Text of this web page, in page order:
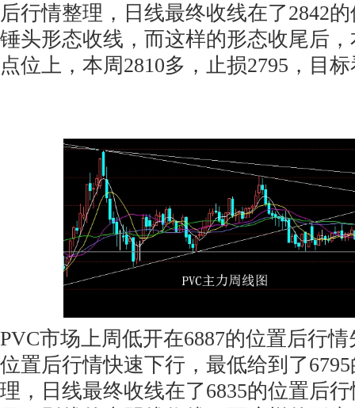
后行情整理，日线最终收线在了2842
锤头形态收线，而这样的形态收尾后
点位上，本周2810多，止损2795，目标
PVC市场上周低开在6887的位置后行
位置后行情快速下行，最低给到了
理，日线最终收线在了6835的位置后